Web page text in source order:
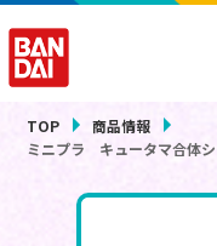
TOP
商品情報
ミニプラ キュータマ合体